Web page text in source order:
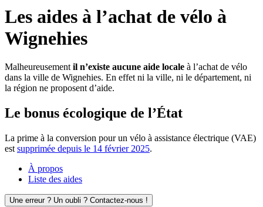
Les aides à l’achat de vélo à
Wignehies
Malheureusement il n’existe aucune aide locale à l’achat de vélo
dans la ville de Wignehies. En effet ni la ville, ni le département, ni
la région ne proposent d’aide.
Le bonus écologique de l’État
La prime à la conversion pour un vélo à assistance électrique (VAE)
est supprimée depuis le 14 février 2025.
À propos
Liste des aides
Une erreur ? Un oubli ? Contactez-nous !